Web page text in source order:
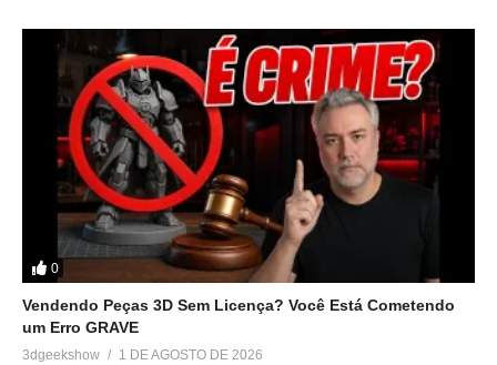
Veja no youtube
(Visited 211 times, 1 visits today)
Relacionado
Análise impressora 3D Tevo
Tornado Gold (TopInk3D) –
Review
8 de dezembro de 2018
Em "Reviews"
Unboxing Impressora 3D CR
– 10S – TopInk3D
8 de junho de 2019
Em "Unboxing"
Unboxing Impressora 3D
0
Vendendo Peças 3D Sem Licença? Você Está Cometendo
um Erro GRAVE
3dgeekshow 1 DE AGOSTO DE 2026